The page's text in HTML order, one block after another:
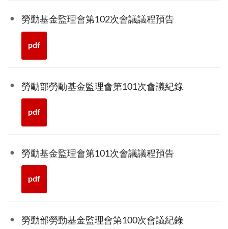
勞動基金監理會第102次會議議程預告
pdf
勞動部勞動基金監理會第101次會議紀錄
pdf
勞動基金監理會第101次會議議程預告
pdf
勞動部勞動基金監理會第100次會議紀錄